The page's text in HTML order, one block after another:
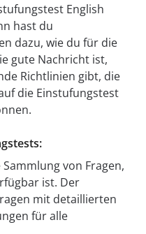
English
hast du
dazu, wie du für die
gute Nachricht ist,
Richtlinien gibt, die
die Einstufungstest
von Fragen,
ist. Der
mit detaillierten
für alle